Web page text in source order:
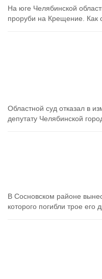
На юге Челябинской
проруби на Крещение. Как
Областной суд отказал в
депутату Челябинской
В Сосновском районе
которого погибли трое его